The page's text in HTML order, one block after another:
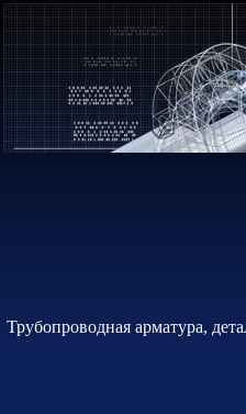
Трубопроводная арматура,